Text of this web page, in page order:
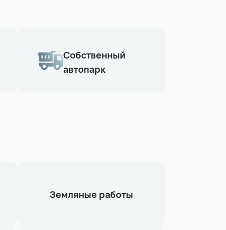
Собственный
автопарк
Земляные работы